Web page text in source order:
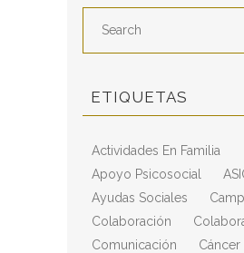
ETIQUETAS
Actividades En Familia
Apoyo Psicosocial
Ayudas Sociales
Colaboración
Comunicación
Cáncer